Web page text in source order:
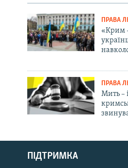
Русский
Qırımtatar
ПРАВА
«Крим
ПРАВА
Мить –
ПІДТРИМКА